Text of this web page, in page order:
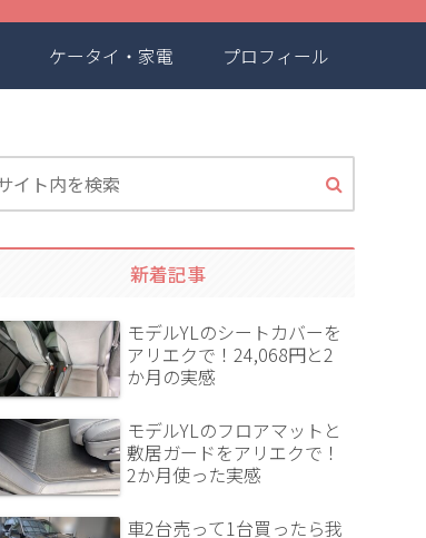
ケータイ・家電 プロフィール
新着記事
モデルYLのシートカバーを
アリエクで！24,068円と2
か月の実感
モデルYLのフロアマットと
敷居ガードをアリエクで！
2か月使った実感
車2台売って1台買ったら我